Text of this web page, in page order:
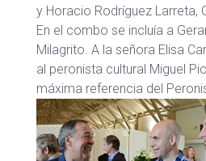
y Horacio Rodríguez Larreta,
En el combo se incluía a
Milagrito. A la señora Elisa
al peronista cultural Miguel
máxima referencia del